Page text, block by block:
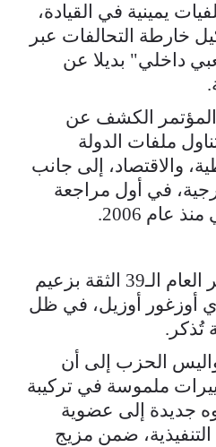
يمينية في القيادة،
خارطة التحالفات عبر
داخلي" بديلا عن
الكشف عن
ملفات الدولة
والاقتصاد، إلى جانب
في أول مراجعة
عام 2006.
يرتقب أن يجدد المؤتمر العام الـ39 الثقة بزعيم
أوزغور أوزيل، في ظل
تُذكر.
الحزب إلى أن
ملموسة في تركيبة
جديدة إلى عضوية
ضمن مزيج